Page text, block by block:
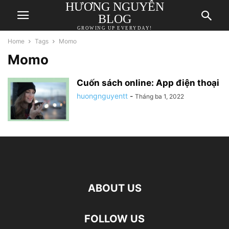
HƯƠNG NGUYỄN
BLOG
GROWING UP EVERYDAY!
Home Tags Momo
Momo
Cuốn sách online: App điện thoại
huongnguyentt - Tháng ba 1, 2022
ABOUT US
FOLLOW US